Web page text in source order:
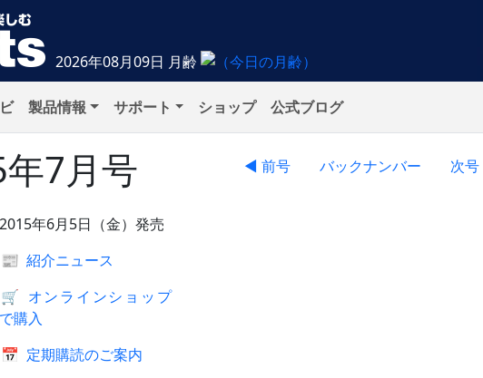
2026年08月09日 月齢
製品情報 サポート ショップ 公式ブログ
7月号 ◀ 前号 バックナンバー 次
2015年6月5日（金）発売
📰 紹介ニュース
🛒 オンラインショップ
で購入
📅 定期購読のご案内